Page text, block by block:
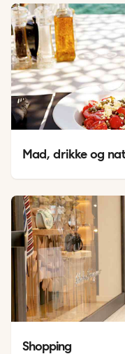
Mad, drikke og
Shopping